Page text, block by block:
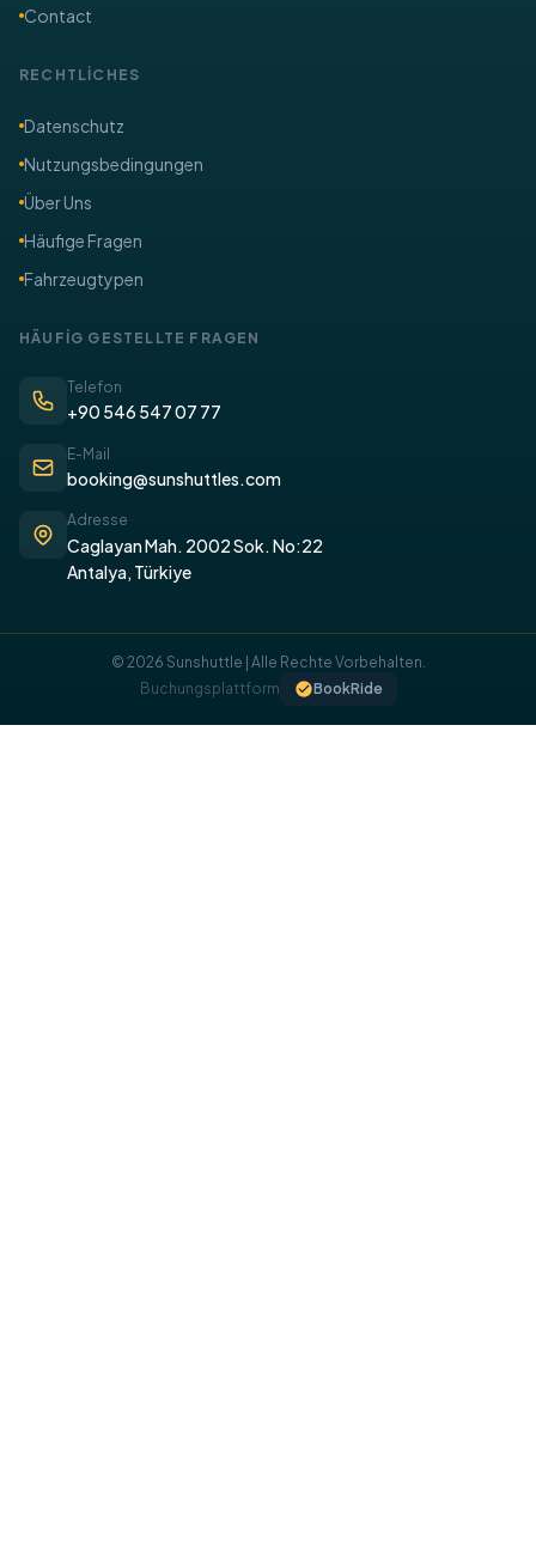
Contact
RECHTLİCHES
​Datenschutz
Nutzungsbedingungen
Über Uns
​Häufige Fragen
Fahrzeugtypen
​HÄUFİG GESTELLTE FRAGEN
Telefon
+90 546 547 07 77
E-Mail
booking@sunshuttles.com
Adresse
Caglayan Mah. 2002 Sok. No:22
Antalya, Türkiye
© 2026 Sunshuttle | Alle Rechte Vorbehalten.
Buchungsplattform
BookRide